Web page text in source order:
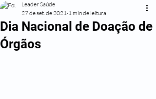
Dia Nacional de Doação de
Órgãos
Leader Saúde
27 de set. de 2021 1 min de leitura